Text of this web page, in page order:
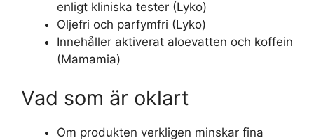
enligt kliniska tester (Lyko)
Oljefri och parfymfri (Lyko)
Innehåller aktiverat aloevatten och koffein
(Mamamia)
Vad som är oklart
Om produkten verkligen minskar fina